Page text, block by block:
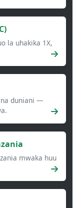
la uhakika 1X,
duniani —
mwaka huu